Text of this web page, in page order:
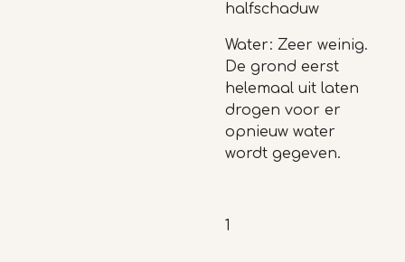
halfschaduw
Water: Zeer weinig.
De grond eerst
helemaal uit laten
drogen voor er
opnieuw water
wordt gegeven.
1